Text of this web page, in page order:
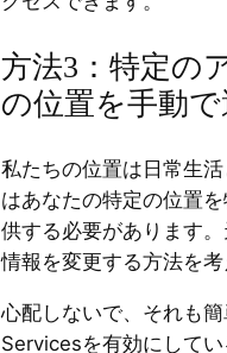
方法3：特定の
の位置を手動
私たちの位置は日常生
はあなたの特定の位置
供する必要があります
情報を変更する方法を考
心配しないで、それも
Servicesを有効にして